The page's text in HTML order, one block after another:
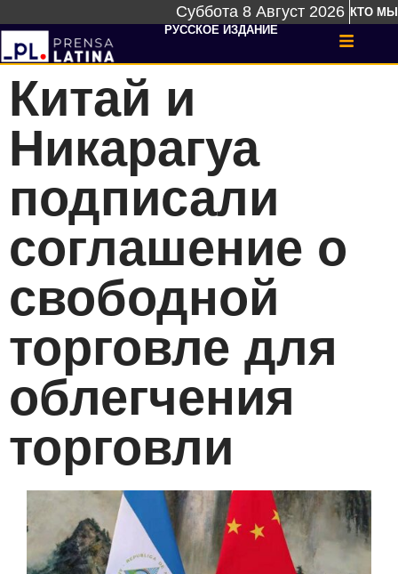
Суббота 8 Август 2026 КТО МЫ
РУССКОЕ ИЗДАНИЕ
Китай и
Никарагуа
подписали
соглашение о
свободной
торговле для
облегчения
торговли